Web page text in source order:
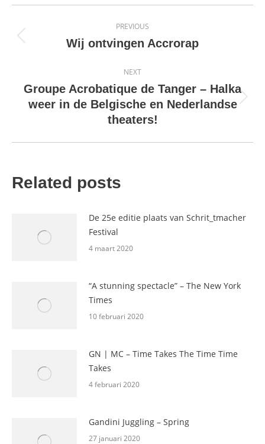
navigation
PREVIOUS
Previous
Wij ontvingen Accrorap
NEXT
Next
post:
Groupe Acrobatique de Tanger – Halka
weer in de Belgische en Nederlandse
theaters!
Related posts
De 25e editie plaats van Schrit_tmacher
Festival
4 maart 2020
“A stunning spectacle” – The New York
Times
10 februari 2020
GN | MC – Time Takes The Time Time
Takes
4 februari 2020
Gandini Juggling – Spring
27 januari 2020